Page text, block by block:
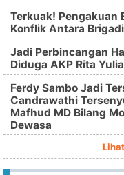
Terkuak! Pengakuan
Konflik Antara
Jadi Perbincangan
Diduga AKP Rita
Ferdy Sambo Jadi
Candrawathi
Mafhud MD Bilang
Dewasa